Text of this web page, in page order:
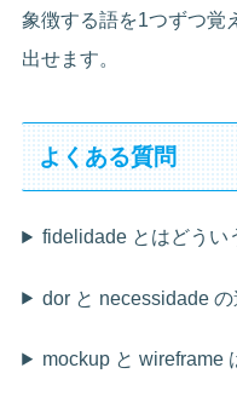
象徴する語を1つずつ覚
出せます。
よくある質問
fidelidade とはどうい
dor と necessidade の
mockup と wireframe